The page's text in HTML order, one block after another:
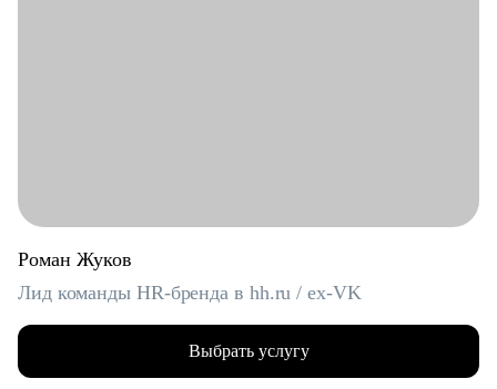
Роман Жуков
Лид команды HR-бренда в hh.ru / ex-VK
Выбрать услугу